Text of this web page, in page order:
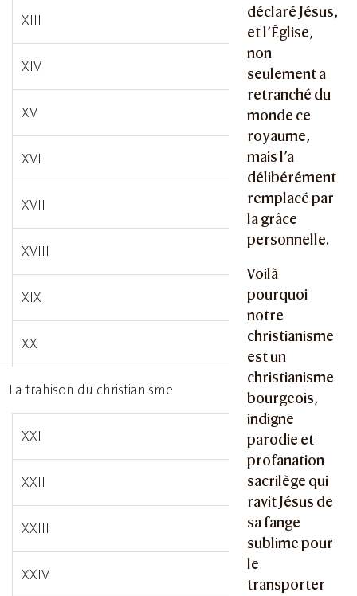
déclaré Jésus,
et l’Église,
non
seulement a
retranché du
monde ce
royaume,
mais l’a
délibérément
remplacé par
la grâce
personnelle.
Voilà
pourquoi
notre
christianisme
est un
christianisme
bourgeois,
indigne
parodie et
profanation
sacrilège qui
ravit Jésus de
sa fange
sublime pour
le
transporter
XIII
XIV
XV
XVI
XVII
XVIII
XIX
XX
La trahison du christianisme
XXI
XXII
XXIII
XXIV